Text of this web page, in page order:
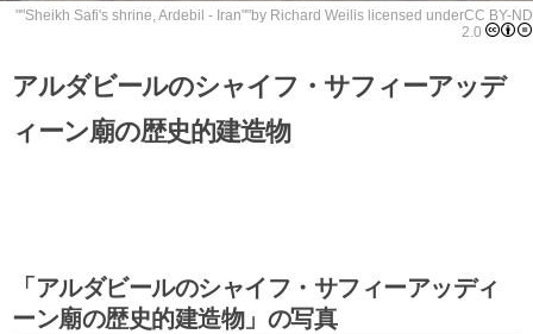
""Sheikh Safi's shrine, Ardebil - Iran""by Richard Weil is licensed underCC BY-ND
2.0
アルダビールのシャイフ・サフィーアッデ
ィーン廟の歴史的建造物
「アルダビールのシャイフ・サフィーアッディ
ーン廟の歴史的建造物」の写真